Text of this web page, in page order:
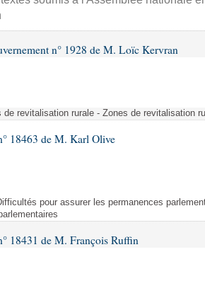
des lois
sociale
n° 1928 de M. Loïc Kervran
de revitalisation rurale - Zones de revitalisation
18463 de M. Karl Olive
pour assurer les permanences
18431 de M. François Ruffin